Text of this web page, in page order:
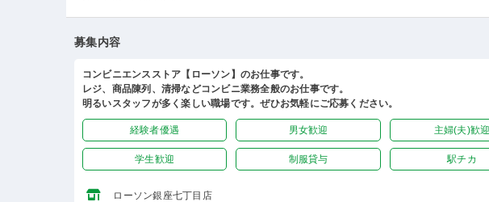
募集内容
コンビニエンスストア【ローソン】のお仕事です。
レジ、商品陳列、清掃などコンビニ業務全般のお仕事です。
明るいスタッフが多く楽しい職場です。ぜひお気軽にご応募ください。
経験者優遇 男女歓迎 主婦(夫)歓
学生歓迎 制服貸与 駅チカ
ローソン銀座七丁目店